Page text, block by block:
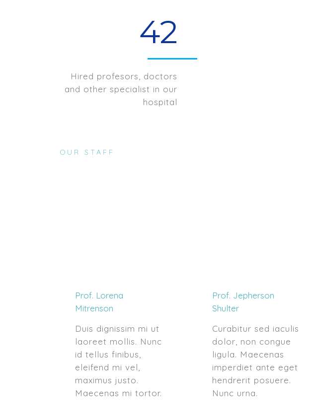
42
Hired profesors, doctors
and other specialist in our
hospital
OUR STAFF
Prof. Lorena
Mitrenson
Duis dignissim mi ut
laoreet mollis. Nunc
id tellus finibus,
eleifend mi vel,
maximus justo.
Maecenas mi tortor.
Prof. Jepherson
Shulter
Curabitur sed iaculis
dolor, non congue
ligula. Maecenas
imperdiet ante eget
hendrerit posuere.
Nunc urna.